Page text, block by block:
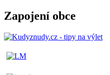
Zapojení obce